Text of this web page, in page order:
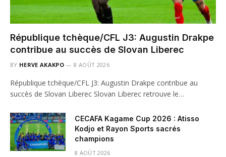
République tchèque/CFL J3: Augustin Drakpe
contribue au succès de Slovan Liberec
BY HERVE AKAKPO 8 AOÛT 2026
République tchèque/CFL J3: Augustin Drakpe contribue au
succès de Slovan Liberec Slovan Liberec retrouve le…
CECAFA Kagame Cup 2026 : Atisso
Kodjo et Rayon Sports sacrés
champions
8 AOÛT 2026